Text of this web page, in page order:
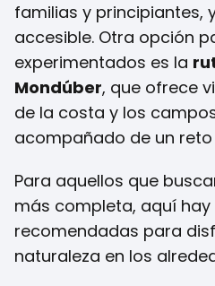
familias y principiantes,
accesible. Otra opción
experimentados es la
Mondúber, que ofrece
de la costa y los
acompañado de un
Para aquellos que
más completa, aquí
recomendadas para
naturaleza en los